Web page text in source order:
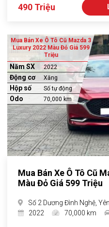
490 Triệu
Mua Bán Xe Ô Tô Cũ Mazda 3
Luxury 2022 Màu Đỏ Giá 599
Triệu
Năm SX 2022
Động cơ Xăng
Hộp số Số tự động
Odo 70,000 km
Mua Bán Xe Ô Tô Cũ
Màu Đỏ Giá 599 Triệu
Số 2 Dương Đình Nghệ,
2022
70,000 km